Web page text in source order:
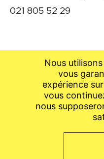
021 805 52 29
Nous
vous
expérience
vous
nous